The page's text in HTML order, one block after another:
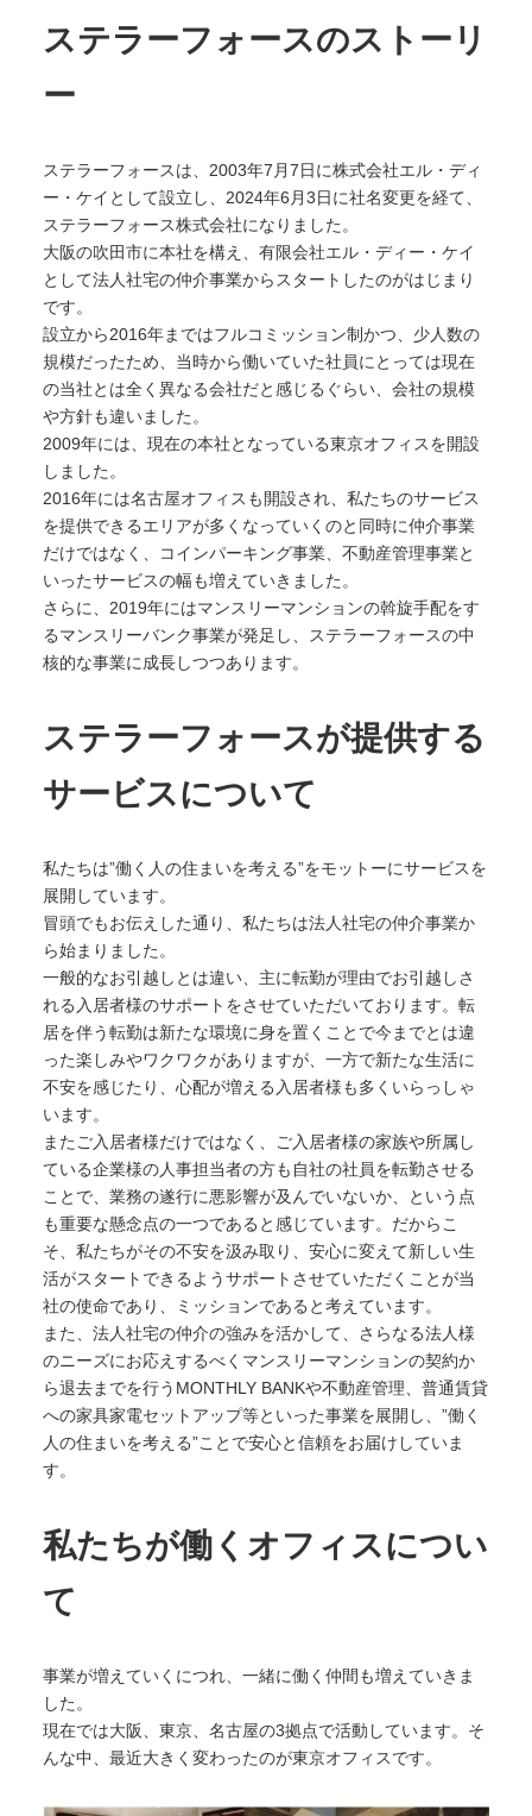
ステラーフォースのストーリ
ー
ステラーフォースは、2003年7月7日に株式会社エル・ディ
ー・ケイとして設立し、2024年6月3日に社名変更を経て、
ステラーフォース株式会社になりました。
大阪の吹田市に本社を構え、有限会社エル・ディー・ケイ
として法人社宅の仲介事業からスタートしたのがはじまり
です。
設立から2016年まではフルコミッション制かつ、少人数の
規模だったため、当時から働いていた社員にとっては現在
の当社とは全く異なる会社だと感じるぐらい、会社の規模
や方針も違いました。
2009年には、現在の本社となっている東京オフィスを開設
しました。
2016年には名古屋オフィスも開設され、私たちのサービス
を提供できるエリアが多くなっていくのと同時に仲介事業
だけではなく、コインパーキング事業、不動産管理事業と
いったサービスの幅も増えていきました。
さらに、2019年にはマンスリーマンションの斡旋手配をす
るマンスリーバンク事業が発足し、ステラーフォースの中
核的な事業に成長しつつあります。
ステラーフォースが提供する
サービスについて
私たちは”働く人の住まいを考える”をモットーにサービスを
展開しています。
冒頭でもお伝えした通り、私たちは法人社宅の仲介事業か
ら始まりました。
一般的なお引越しとは違い、主に転勤が理由でお引越しさ
れる入居者様のサポートをさせていただいております。転
居を伴う転勤は新たな環境に身を置くことで今までとは違
った楽しみやワクワクがありますが、一方で新たな生活に
不安を感じたり、心配が増える入居者様も多くいらっしゃ
います。
またご入居者様だけではなく、ご入居者様の家族や所属し
ている企業様の人事担当者の方も自社の社員を転勤させる
ことで、業務の遂行に悪影響が及んでいないか、という点
も重要な懸念点の一つであると感じています。だからこ
そ、私たちがその不安を汲み取り、安心に変えて新しい生
活がスタートできるようサポートさせていただくことが当
社の使命であり、ミッションであると考えています。
また、法人社宅の仲介の強みを活かして、さらなる法人様
のニーズにお応えするべくマンスリーマンションの契約か
ら退去までを行うMONTHLY BANKや不動産管理、普通賃貸
への家具家電セットアップ等といった事業を展開し、”働く
人の住まいを考える”ことで安心と信頼をお届けしていま
す。
私たちが働くオフィスについ
て
事業が増えていくにつれ、一緒に働く仲間も増えていきま
した。
現在では大阪、東京、名古屋の3拠点で活動しています。そ
んな中、最近大きく変わったのが東京オフィスです。